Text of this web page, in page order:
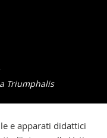
Triumphalis
e apparati didattici